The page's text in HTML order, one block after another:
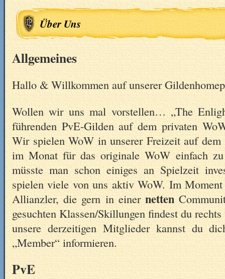
Über Uns
Allgemeines
Hallo & Willkommen auf unserer
Wollen wir uns mal vorstellen… „The
führenden PvE-Gilden auf dem privaten
Wir spielen WoW in unserer Freizeit auf
im Monat für das originale WoW einfach
müsste man schon einiges an Spielzeit
spielen viele von uns aktiv WoW. Im
Allianzler, die gern in einernetten
gesuchten Klassen/Skillungen findest du
unsere derzeitigen Mitglieder kannst du
„Member“ informieren.
PvE